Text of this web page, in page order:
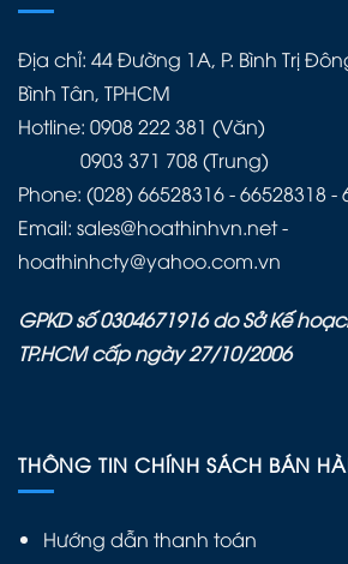
Địa chỉ: 44 Đường 1A, P. Bình Trị
Bình Tân, TPHCM
Hotline: 0908 222 381 (Văn)
0903 371 708 (Trung)
Phone: (028) 66528316 - 66528318 -
Email: sales@hoathinhvn.net -
hoathinhcty@yahoo.com.vn
GPKD số 0304671916 do Sở Kế
TP.HCM cấp ngày 27/10/2006
THÔNG TIN CHÍNH SÁCH BÁN
Hướng dẫn thanh toán